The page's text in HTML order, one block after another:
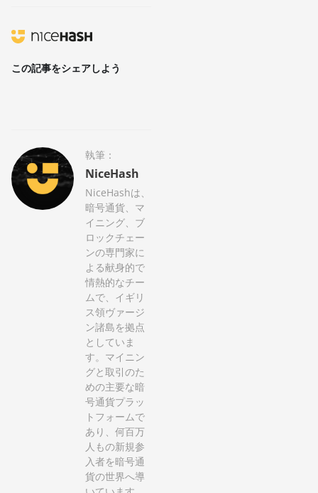
この記事をシェアしよう
執筆：
NiceHash
NiceHashは、
暗号通貨、マ
イニング、ブ
ロックチェー
ンの専門家に
よる献身的で
情熱的なチー
ムで、イギリ
ス領ヴァージ
ン諸島を拠点
としていま
す。マイニン
グと取引のた
めの主要な暗
号通貨プラッ
トフォームで
あり、何百万
人もの新規参
入者を暗号通
貨の世界へ導